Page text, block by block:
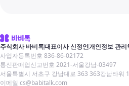
주식회사 바비톡대표이사 신정인개인정보 관리
사업자등록번호 836-86-02172
통신판매업신고번호 2021-서울강남-03497
서울특별시 서초구 강남대로 363 363강남타워
이메일 cs@babitalk.com